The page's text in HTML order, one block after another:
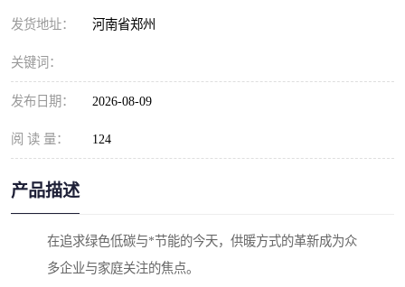
发货地址： 河南省郑州
关键词：
发布日期： 2026-08-09
阅 读 量： 124
产品描述
在追求绿色低碳与*节能的今天，供暖方式的革新成为众
多企业与家庭关注的焦点。